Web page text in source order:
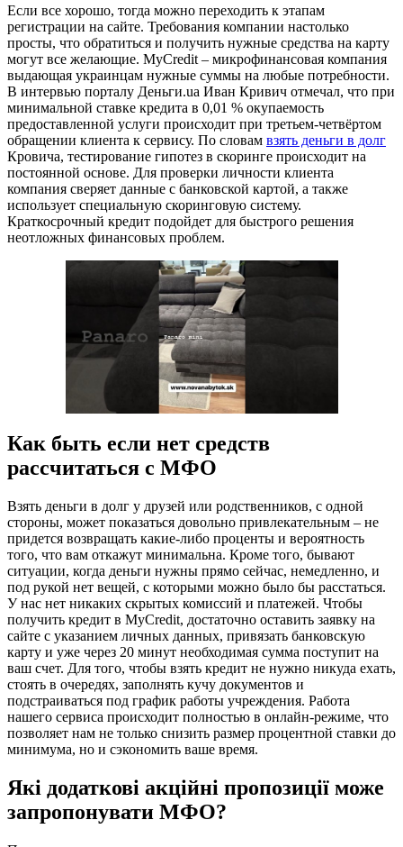
Если все хорошо, тогда можно переходить к этапам
регистрации на сайте. Требования компании настолько
просты, что обратиться и получить нужные средства на карту
могут все желающие. MyCredit – микрофинансовая компания
выдающая украинцам нужные суммы на любые потребности.
В интервью порталу Деньги.ua Иван Кривич отмечал, что при
минимальной ставке кредита в 0,01 % окупаемость
предоставленной услуги происходит при третьем-четвёртом
обращении клиента к сервису. По словам взять деньги в долг
Кровича, тестирование гипотез в скоринге происходит на
постоянной основе. Для проверки личности клиента
компания сверяет данные с банковской картой, а также
использует специальную скоринговую систему.
Краткосрочный кредит подойдет для быстрого решения
неотложных финансовых проблем.
Как быть если нет средств
рассчитаться с МФО
Взять деньги в долг у друзей или родственников, с одной
стороны, может показаться довольно привлекательным – не
придется возвращать какие-либо проценты и вероятность
того, что вам откажут минимальна. Кроме того, бывают
ситуации, когда деньги нужны прямо сейчас, немедленно, и
под рукой нет вещей, с которыми можно было бы расстаться.
У нас нет никаких скрытых комиссий и платежей. Чтобы
получить кредит в MyCredit, достаточно оставить заявку на
сайте с указанием личных данных, привязать банковскую
карту и уже через 20 минут необходимая сумма поступит на
ваш счет. Для того, чтобы взять кредит не нужно никуда ехать,
стоять в очередях, заполнять кучу документов и
подстраиваться под график работы учреждения. Работа
нашего сервиса происходит полностью в онлайн-режиме, что
позволяет нам не только снизить размер процентной ставки до
минимума, но и сэкономить ваше время.
Які додаткові акційні пропозиції може
запропонувати МФО?